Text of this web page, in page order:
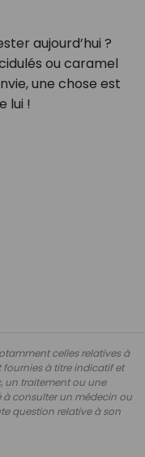
aujourd’hui ?
ou caramel
une chose est
lui !
celles relatives à
à titre indicatif et
un traitement ou une
à consulter un médecin ou
question relative à son